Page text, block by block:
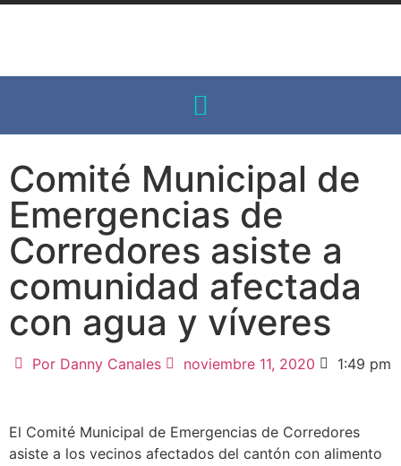
Comité Municipal de
Emergencias de
Corredores asiste a
comunidad afectada
con agua y víveres
Por Danny Canales noviembre 11, 2020 1:49 pm
El Comité Municipal de Emergencias de Corredores
asiste a los vecinos afectados del cantón con alimento